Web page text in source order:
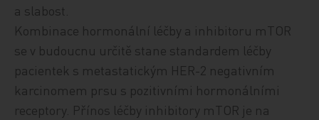
a slabost.
Kombinace hormonální léčby a inhibitoru mTOR
se v budoucnu určitě stane standardem léčby
pacientek s metastatickým HER-2 negativním
karcinomem prsu s pozitivními hormonálními
receptory. Přínos léčby inhibitory mTOR je na